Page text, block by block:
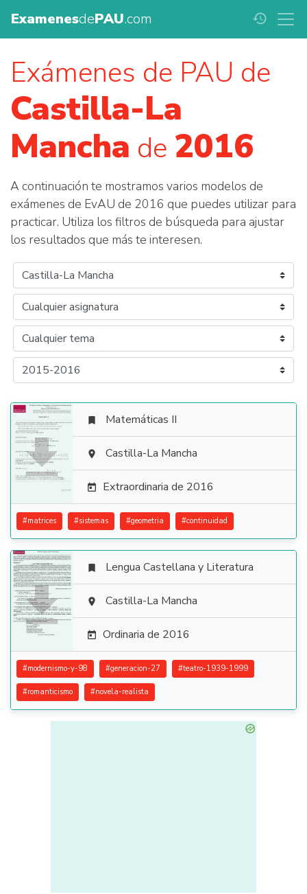
ExamenesdePAU.com history
Exámenes de PAU de
Castilla-La
Mancha de 2016
A continuación te mostramos varios modelos de
exámenes de EvAU de 2016 que puedes utilizar para
practicar. Utiliza los filtros de búsqueda para ajustar
los resultados que más te interesen.

 Matemáticas II
 Castilla-La Mancha
 Extraordinaria de 2016
#matrices #sistemas #geometria #continuidad

 Lengua Castellana y Literatura
 Castilla-La Mancha
 Ordinaria de 2016
#modernismo-y-98 #generacion-27 #teatro-1939-1999
#romanticismo #novela-realista